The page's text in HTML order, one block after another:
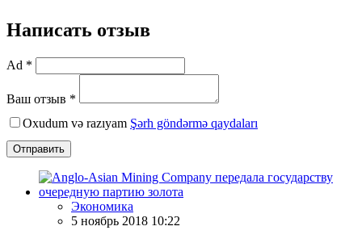
Написать отзыв
Ad *
Ваш отзыв *
Oxudum və razıyam Şərh göndərmə qaydaları
Отправить
Экономика
5 ноябрь 2018 10:22